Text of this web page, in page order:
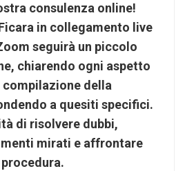
consulenza online!
in collegamento live
seguirà un piccolo
chiarendo ogni aspetto
della
a quesiti specifici.
di risolvere dubbi,
mirati e affrontare